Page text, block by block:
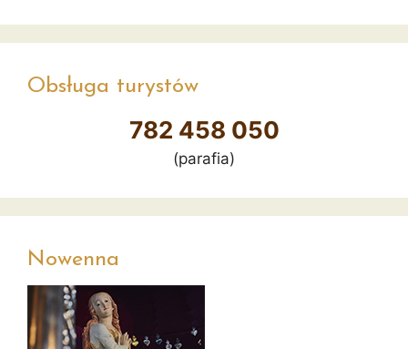
Obsługa turystów
782 458 050
(parafia)
Nowenna